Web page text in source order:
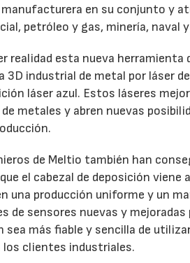
en su conjunto y
petróleo y gas, minería, naval
realidad esta nueva
3D industrial de metal por láser
láser azul. Estos láseres
metales y abren nuevas
de Meltio también han
el cabezal de deposición
una producción uniforme y un
de sensores nuevas y
sea más fiable y sencilla de
los clientes industriales.